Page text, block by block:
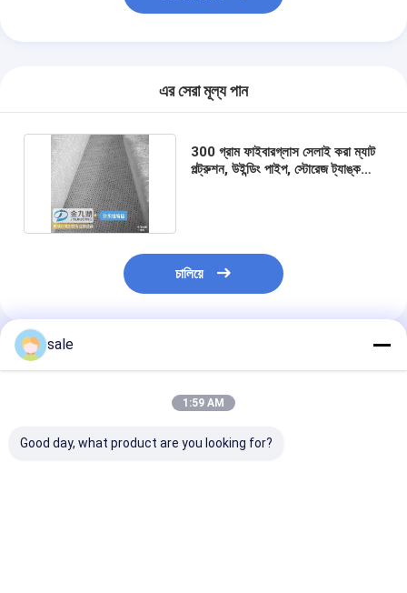
এর সেরা মূল্য পান
300 গ্রাম ফাইবারগ্লাস সেলাই করা ম্যাট
পল্ট্রুশন, উইন্ডিং পাইপ, স্টোরেজ ট্যাঙ্ক
চালিয়ে
প্রস্তাবিত পণ্য
sale
1:59 AM
Good day, what product are you looking for?